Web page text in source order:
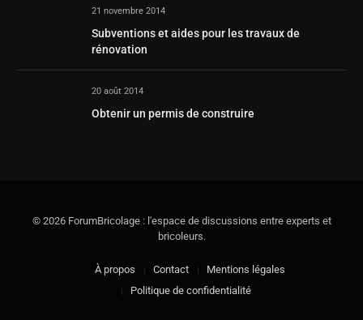
21 novembre 2014
Subventions et aides pour les travaux de
rénovation
20 août 2014
Obtenir un permis de construire
© 2026 ForumBricolage : l'espace de discussions entre experts et
bricoleurs.
À propos Contact
Mentions légales
Politique de confidentialité